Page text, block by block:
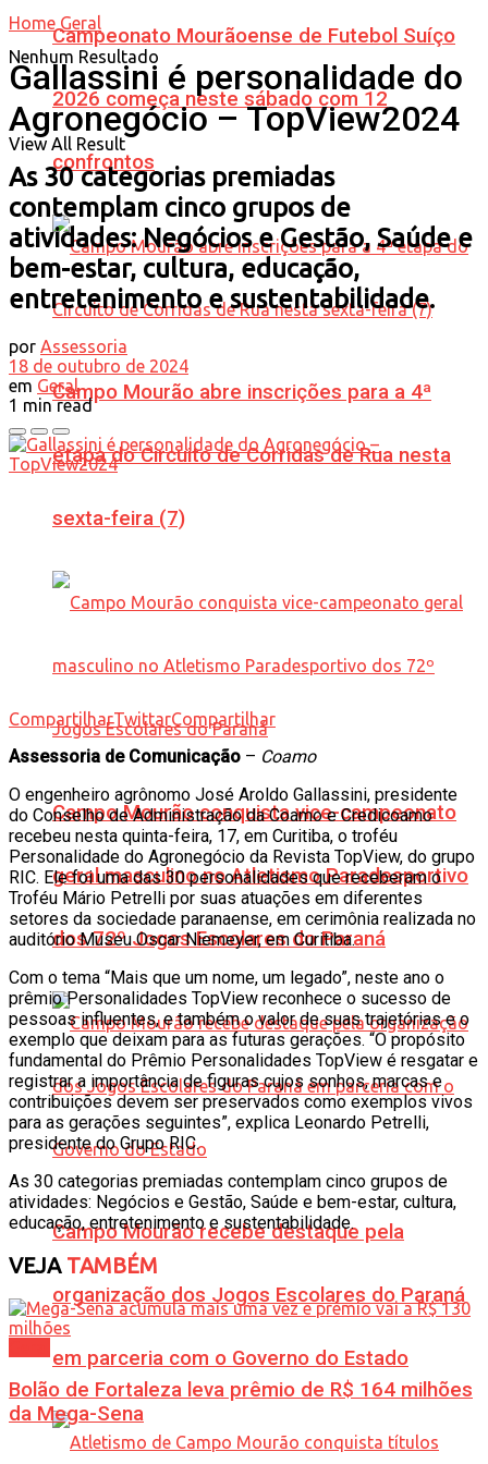
Campeonato Mourãoense de Futebol Suíço
2026 começa neste sábado com 12
confrontos
Campo Mourão abre inscrições para a 4ª
etapa do Circuito de Corridas de Rua nesta
sexta-feira (7)
Campo Mourão conquista vice-campeonato
geral masculino no Atletismo Paradesportivo
dos 72º Jogos Escolares do Paraná
Campo Mourão recebe destaque pela
organização dos Jogos Escolares do Paraná
em parceria com o Governo do Estado
Nenhum Resultado
View All Result
Home Geral
Gallassini é personalidade do
Agronegócio – TopView2024
As 30 categorias premiadas
contemplam cinco grupos de
atividades: Negócios e Gestão, Saúde e
bem-estar, cultura, educação,
entretenimento e sustentabilidade.
por Assessoria
18 de outubro de 2024
em Geral
1 min read
CompartilharTwittarCompartilhar
Assessoria de Comunicação – Coamo
O engenheiro agrônomo José Aroldo Gallassini, presidente
do Conselho de Administração da Coamo e Credicoamo
recebeu nesta quinta-feira, 17, em Curitiba, o troféu
Personalidade do Agronegócio da Revista TopView, do grupo
RIC. Ele foi uma das 30 personalidades que receberam o
Troféu Mário Petrelli por suas atuações em diferentes
setores da sociedade paranaense, em cerimônia realizada no
auditório Museu Oscar Niemeyer, em Curitiba.
Com o tema “Mais que um nome, um legado”, neste ano o
prêmio Personalidades TopView reconhece o sucesso de
pessoas influentes, e também o valor de suas trajetórias e o
exemplo que deixam para as futuras gerações. “O propósito
fundamental do Prêmio Personalidades TopView é resgatar e
registrar a importância de figuras cujos sonhos, marcas e
contribuições devem ser preservados como exemplos vivos
para as gerações seguintes”, explica Leonardo Petrelli,
presidente do Grupo RIC.
As 30 categorias premiadas contemplam cinco grupos de
atividades: Negócios e Gestão, Saúde e bem-estar, cultura,
educação, entretenimento e sustentabilidade.
VEJATAMBÉM
Bolão de Fortaleza leva prêmio de R$ 164 milhões
da Mega-Sena